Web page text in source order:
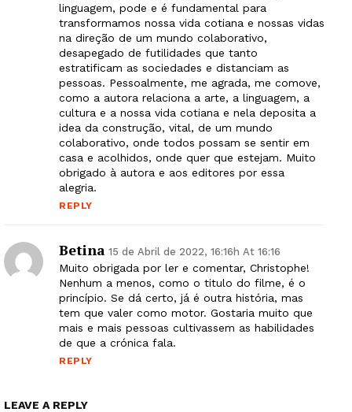
linguagem, pode e é fundamental para
transformamos nossa vida cotiana e nossas vidas
na direção de um mundo colaborativo,
desapegado de futilidades que tanto
estratificam as sociedades e distanciam as
pessoas. Pessoalmente, me agrada, me comove,
como a autora relaciona a arte, a linguagem, a
cultura e a nossa vida cotiana e nela deposita a
idea da construção, vital, de um mundo
colaborativo, onde todos possam se sentir em
casa e acolhidos, onde quer que estejam. Muito
obrigado à autora e aos editores por essa
alegria.
REPLY
Betina 15 de Abril de 2022, 16:16h At 16:16
Muito obrigada por ler e comentar, Christophe!
Nenhum a menos, como o titulo do filme, é o
princípio. Se dá certo, já é outra história, mas
tem que valer como motor. Gostaria muito que
mais e mais pessoas cultivassem as habilidades
de que a crónica fala.
REPLY
LEAVE A REPLY